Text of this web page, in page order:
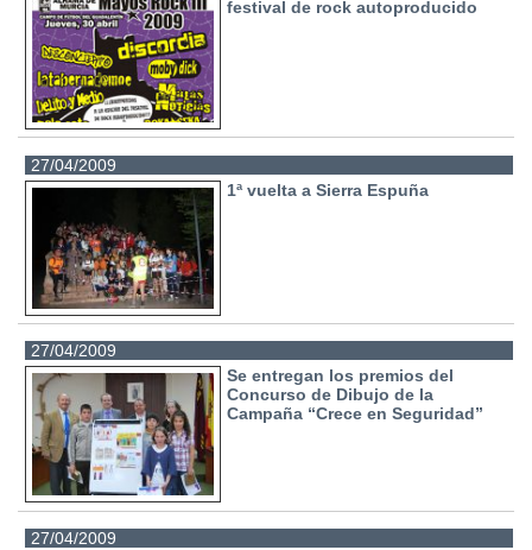
festival de rock autoproducido
27/04/2009
1ª vuelta a Sierra Espuña
27/04/2009
Se entregan los premios del
Concurso de Dibujo de la
Campaña “Crece en Seguridad”
27/04/2009